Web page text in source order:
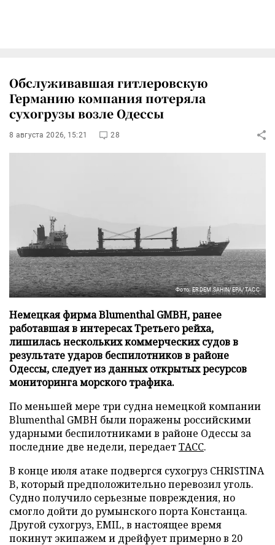
Обслуживавшая гитлеровскую
Германию компания потеряла
сухогрузы возле Одессы
8 августа 2026, 15:21 28
Фото: ERDEM SAHIN/EPA/ТАСС
Немецкая фирма Blumenthal GMBH, ранее
работавшая в интересах Третьего рейха,
лишилась нескольких коммерческих судов в
результате ударов беспилотников в районе
Одессы, следует из данных открытых ресурсов
мониторинга морского трафика.
По меньшей мере три судна немецкой компании
Blumenthal GMBH были поражены российскими
ударными беспилотниками в районе Одессы за
последние две недели, передаетТАСС.
В конце июля атаке подвергся сухогруз CHRISTINA
B, который предположительно перевозил уголь.
Судно получило серьезные повреждения, но
смогло дойти до румынского порта Констанца.
Другой сухогруз, EMIL, в настоящее время
покинут экипажем и дрейфует примерно в 20